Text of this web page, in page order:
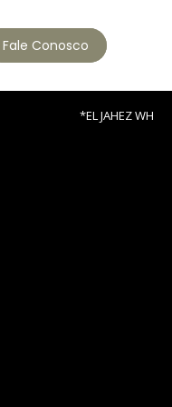
Fale Conosco
*EL JAHEZ WH